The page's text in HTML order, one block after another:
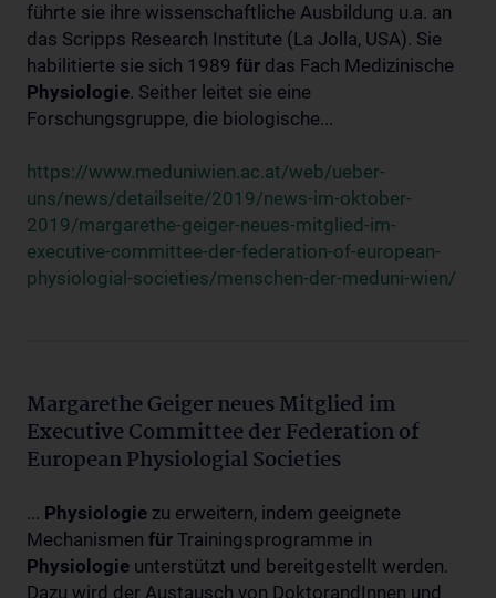
führte sie ihre wissenschaftliche Ausbildung u.a. an
das Scripps Research Institute (La Jolla, USA). Sie
habilitierte sie sich 1989 für das Fach Medizinische
Physiologie. Seither leitet sie eine
Forschungsgruppe, die biologische...
https://www.meduniwien.ac.at/web/ueber-
uns/news/detailseite/2019/news-im-oktober-
2019/margarethe-geiger-neues-mitglied-im-
executive-committee-der-federation-of-european-
physiologial-societies/menschen-der-meduni-wien/
Margarethe Geiger neues Mitglied im
Executive Committee der Federation of
European Physiologial Societies
... Physiologie zu erweitern, indem geeignete
Mechanismen für Trainingsprogramme in
Physiologie unterstützt und bereitgestellt werden.
Dazu wird der Austausch von DoktorandInnen und